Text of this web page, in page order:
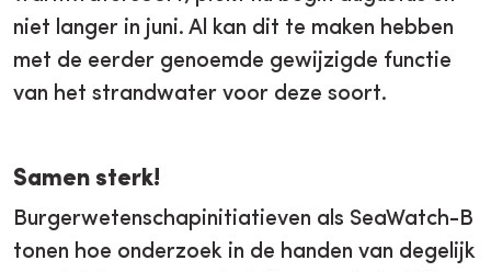
niet langer in juni. Al kan dit te maken hebben
met de eerder genoemde gewijzigde functie
van het strandwater voor deze soort.
Samen sterk!
Burgerwetenschapinitiatieven als SeaWatch-B
tonen hoe onderzoek in de handen van degelijk